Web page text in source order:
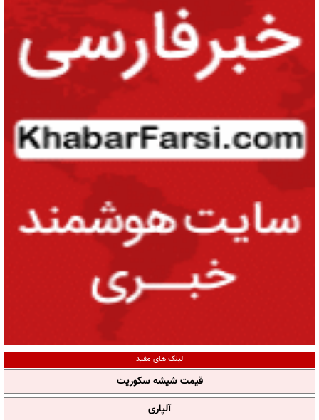
لینک های مفید
قیمت شیشه سکوریت
آلپاری